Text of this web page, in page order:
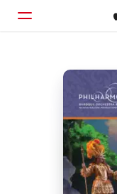
ホーム
見つける
検索